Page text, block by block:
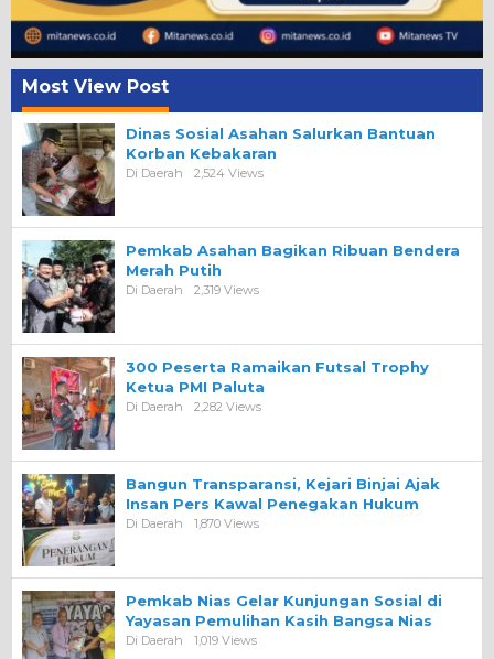
Most View Post
Dinas Sosial Asahan Salurkan Bantuan
Korban Kebakaran
Di Daerah 2,524 Views
Pemkab Asahan Bagikan Ribuan Bendera
Merah Putih
Di Daerah 2,319 Views
300 Peserta Ramaikan Futsal Trophy
Ketua PMI Paluta
Di Daerah 2,282 Views
Bangun Transparansi, Kejari Binjai Ajak
Insan Pers Kawal Penegakan Hukum
Di Daerah 1,870 Views
Pemkab Nias Gelar Kunjungan Sosial di
Yayasan Pemulihan Kasih Bangsa Nias
Di Daerah 1,019 Views